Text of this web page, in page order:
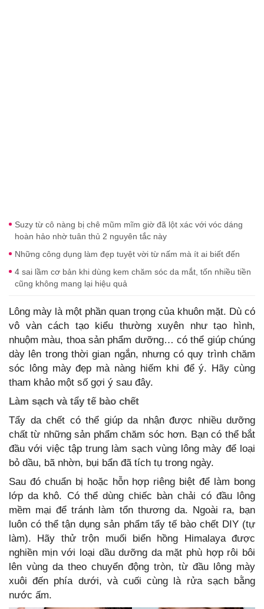
Suzy từ cô nàng bị chê mũm mĩm giờ đã lột xác với vóc dáng
hoàn hảo nhờ tuân thủ 2 nguyên tắc này
Những công dụng làm đẹp tuyệt vời từ nấm mà ít ai biết đến
4 sai lầm cơ bản khi dùng kem chăm sóc da mắt, tốn nhiều tiền
cũng không mang lại hiệu quả
Lông mày là một phần quan trọng của khuôn mặt. Dù có
vô vàn cách tạo kiểu thường xuyên như tạo hình,
nhuộm màu, thoa sản phẩm dưỡng… có thể giúp chúng
dày lên trong thời gian ngắn, nhưng có quy trình chăm
sóc lông mày đẹp mà nàng hiếm khi để ý. Hãy cùng
tham khảo một số gợi ý sau đây.
Làm sạch và tẩy tế bào chết
Tẩy da chết có thể giúp da nhận được nhiều dưỡng
chất từ những sản phẩm chăm sóc hơn. Bạn có thể bắt
đầu với việc tập trung làm sạch vùng lông mày để loại
bỏ dầu, bã nhờn, bụi bẩn đã tích tụ trong ngày.
Sau đó chuẩn bị hoặc hỗn hợp riêng biệt để làm bong
lớp da khô. Có thể dùng chiếc bàn chải có đầu lông
mềm mại để tránh làm tổn thương da. Ngoài ra, bạn
luôn có thể tận dụng sản phẩm tẩy tế bào chết DIY (tự
làm). Hãy thử trộn muối biển hồng Himalaya được
nghiền mịn với loại dầu dưỡng da mặt phù hợp rôi bôi
lên vùng da theo chuyển động tròn, từ đầu lông mày
xuôi đến phía dưới, và cuối cùng là rửa sạch bằng
nước ấm.